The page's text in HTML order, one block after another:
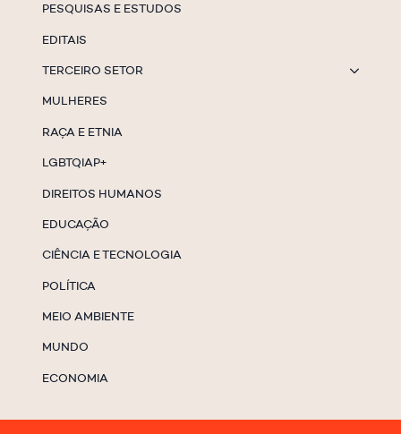
PESQUISAS E ESTUDOS
EDITAIS
TERCEIRO SETOR
MULHERES
RAÇA E ETNIA
LGBTQIAP+
DIREITOS HUMANOS
EDUCAÇÃO
CIÊNCIA E TECNOLOGIA
POLÍTICA
MEIO AMBIENTE
MUNDO
ECONOMIA